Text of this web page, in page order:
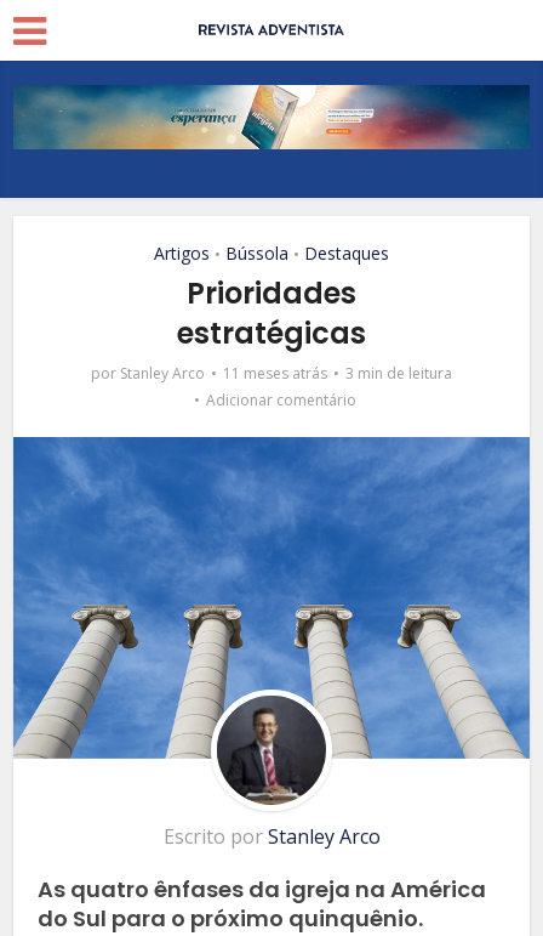
Artigos • Bússola • Destaques
Prioridades
estratégicas
por Stanley Arco 11 meses atrás
3 min de leitura
Adicionar comentário
Escrito porStanley Arco
As quatro ênfases da igreja na América
do Sul para o próximo quinquênio.